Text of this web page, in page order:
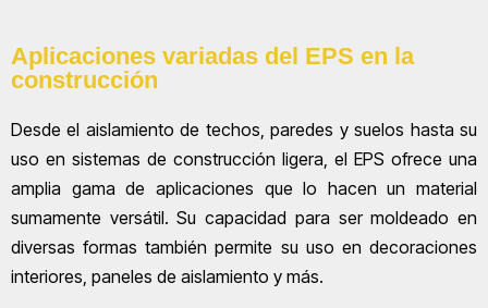
Aplicaciones variadas del EPS en la
construcción
Desde el aislamiento de techos, paredes y suelos hasta su
uso en sistemas de construcción ligera, el EPS ofrece una
amplia gama de aplicaciones que lo hacen un material
sumamente versátil. Su capacidad para ser moldeado en
diversas formas también permite su uso en decoraciones
interiores, paneles de aislamiento y más.